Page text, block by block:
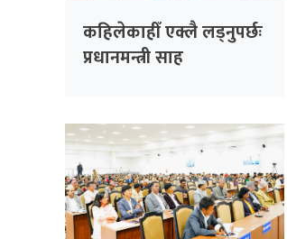
कहिलेकाहीँ एक्लै लड्नुपर्छः
प्रधानमन्त्री साह